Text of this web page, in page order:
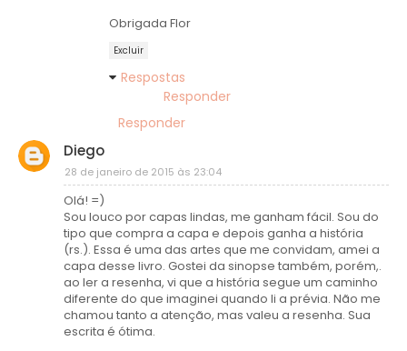
Obrigada Flor
Excluir
Respostas
Responder
Responder
Diego
28 de janeiro de 2015 às 23:04
Olá! =)
Sou louco por capas lindas, me ganham fácil. Sou do
tipo que compra a capa e depois ganha a história
(rs.). Essa é uma das artes que me convidam, amei a
capa desse livro. Gostei da sinopse também, porém,.
ao ler a resenha, vi que a história segue um caminho
diferente do que imaginei quando li a prévia. Não me
chamou tanto a atenção, mas valeu a resenha. Sua
escrita é ótima.